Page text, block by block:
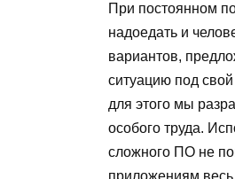
При постоянном
надоедать и
вариантов,
ситуацию под
для этого мы
особого труда.
сложного ПО не